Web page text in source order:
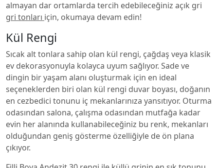
almayan dar ortamlarda tercih edebileceğiniz açık gri
gri tonları için, okumaya devam edin!
Kül Rengi
Sıcak alt tonlara sahip olan kül rengi, çağdaş veya klasik
ev dekorasyonuyla kolayca uyum sağlıyor. Sade ve
dingin bir yaşam alanı oluşturmak için en ideal
seçeneklerden biri olan kül rengi duvar boyası, doğanın
en cezbedici tonunu iç mekanlarınıza yansıtıyor. Oturma
odasından salona, çalışma odasından mutfağa kadar
evin her alanında kullanabileceğiniz bu renk, mekanları
olduğundan geniş gösterme özelliğiyle de ön plana
çıkıyor.